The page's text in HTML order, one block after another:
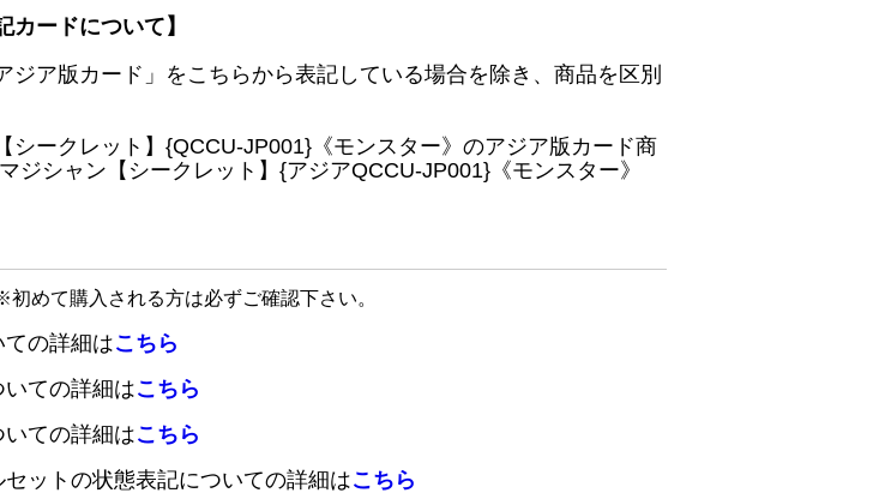
カードについて】
ジア版カード」をこちらから表記している場合を除き、商品を区別
シークレット】{QCCU-JP001}《モンスター》のアジア版カード商
シャン【シークレット】{アジアQCCU-JP001}《モンスター》
初めて購入される方は必ずご確認下さい。
の詳細はこちら
ての詳細はこちら
ての詳細はこちら
ットの状態表記についての詳細はこちら